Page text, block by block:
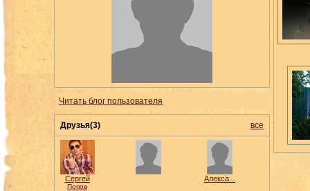
Читать блог пользователя
Друзья(3) все
Сергей
Попов
Алекса...